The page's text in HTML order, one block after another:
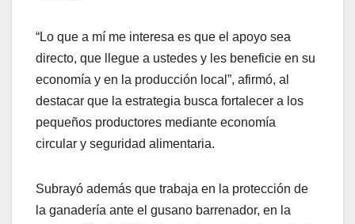
“Lo que a mí me interesa es que el apoyo sea
directo, que llegue a ustedes y les beneficie en su
economía y en la producción local”, afirmó, al
destacar que la estrategia busca fortalecer a los
pequeños productores mediante economía
circular y seguridad alimentaria.
Subrayó además que trabaja en la protección de
la ganadería ante el gusano barrenador, en la